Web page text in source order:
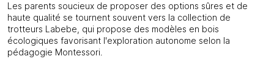
Les parents soucieux de proposer des options sûres et de
haute qualité se tournent souvent vers la collection de
trotteurs Labebe, qui propose des modèles en bois
écologiques favorisant l'exploration autonome selon la
pédagogie Montessori.